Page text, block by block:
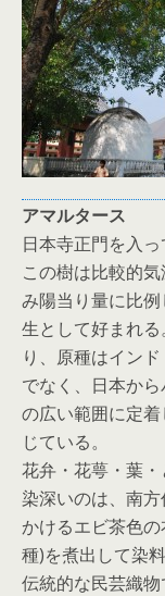
アマルタース
日本寺正門を入っ
この樹は比較的
み陽当り量に比
生として好まれ
り、原種はイン
でなく、日本か
の広い範囲に定
じている。
花弁・花萼・葉
染深いのは、南
かけるエビ茶色
種)を煮出して染
伝統的な民芸織